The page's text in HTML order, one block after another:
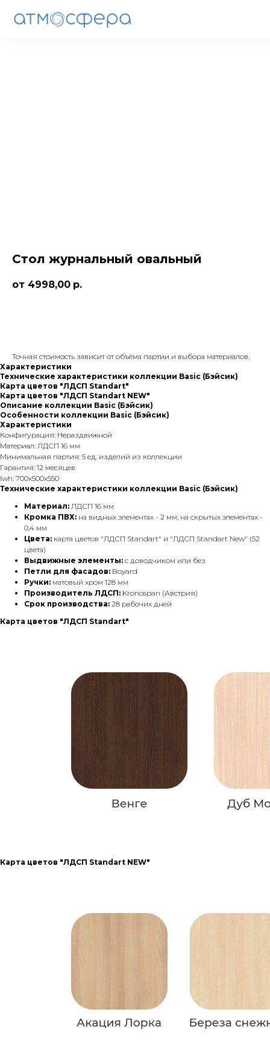
Стол журнальный овальный
4998,00 р.
Точная стоимость зависит от объёма партии и выбора материалов.
Характеристики
Технические характеристики коллекции Basic (Бэйсик)
Карта цветов "ЛДСП Standart"
Карта цветов "ЛДСП Standart NEW"
Описание коллекции Basic (Бэйсик)
Особенности коллекции Basic (Бэйсик)
Характеристики
Конфигурация: Нераздвижной
Материал: ЛДСП 16 мм
Минимальная партия: 5 ед. изделий из коллекции
Гарантия: 12 месяцев
lwh: 700x500x550
Технические характеристики коллекции Basic (Бэйсик)
Материал: ЛДСП 16 мм
Кромка ПВХ: на видных элементах - 2 мм; на скрытых элементах -
0,4 мм
Цвета: карта цветов "ЛДСП Standart" и "ЛДСП Standart New" (52
цвета)
Выдвижные элементы: с доводчиком или без
Петли для фасадов: Boyard
Ручки: матовый хром 128 мм
Производитель ЛДСП: Kronospan (Австрия)
Срок производства: 28 рабочих дней
Карта цветов "ЛДСП Standart"
Карта цветов "ЛДСП Standart NEW"